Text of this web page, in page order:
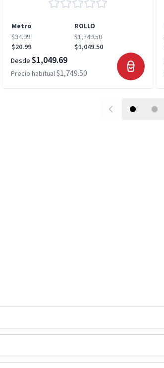
Metro
ROLLO
$34.99
$20.99
$1,749.50
$1,049.50
Desde $1,049.69
Precio habitual$1,749.50